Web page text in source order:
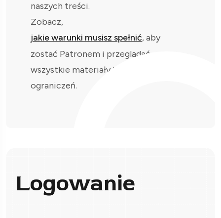
naszych treści.
Zobacz,
jakie warunki musisz spełnić, aby
zostać Patronem i przeglądać
wszystkie materiały bez
ograniczeń.
Logowanie